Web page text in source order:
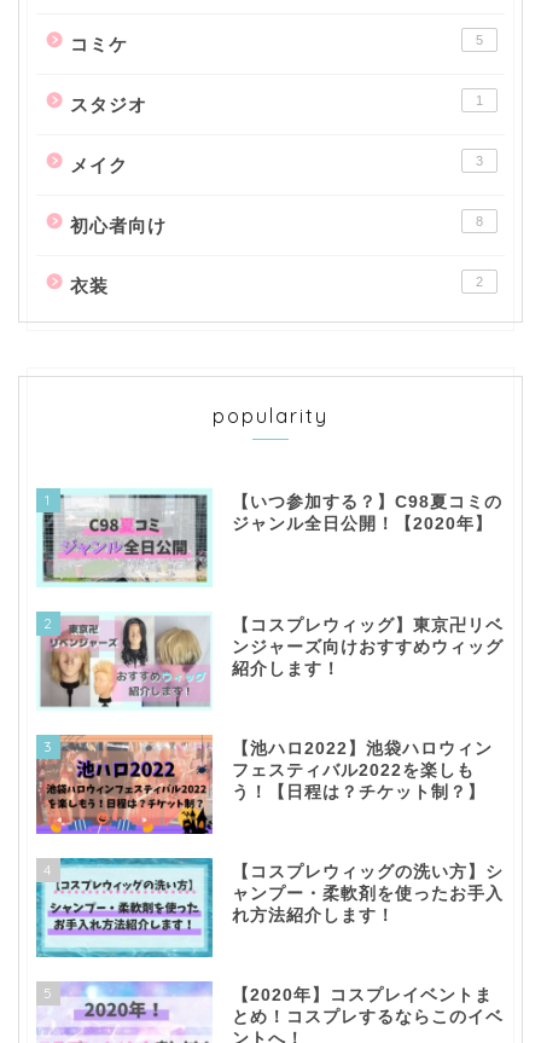
コミケ 5
スタジオ 1
メイク 3
初心者向け 8
衣装 2
popularity
1
【いつ参加する？】C98夏コミの
ジャンル全日公開！【2020年】
2
【コスプレウィッグ】東京卍リベ
ンジャーズ向けおすすめウィッグ
紹介します！
3
【池ハロ2022】池袋ハロウィン
フェスティバル2022を楽しも
う！【日程は？チケット制？】
4
【コスプレウィッグの洗い方】シ
ャンプー・柔軟剤を使ったお手入
れ方法紹介します！
5
【2020年】コスプレイベントま
とめ！コスプレするならこのイベ
ントへ！